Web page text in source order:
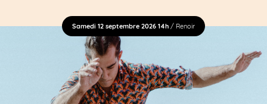
Samedi 12 septembre 2026 14h / Renoir